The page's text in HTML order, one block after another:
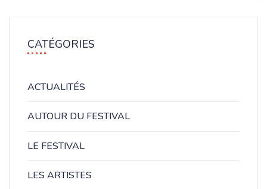
CATÉGORIES
ACTUALITÉS
AUTOUR DU FESTIVAL
LE FESTIVAL
LES ARTISTES